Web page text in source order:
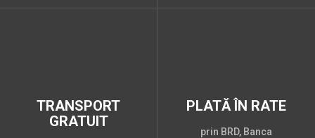
TRANSPORT
GRATUIT
PLATĂ ÎN RATE
prin BRD, Banca